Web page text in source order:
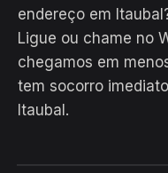
endereço em
Ligue ou chame no
chegamos em
tem socorro
Itaubal.
EM CAMPO